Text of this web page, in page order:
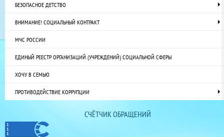
БЕЗОПАСНОЕ ДЕТСТВО
ВНИМАНИЕ! СОЦИАЛЬНЫЙ КОНТРАКТ
МЧС РОССИИ
ЕДИНЫЙ РЕЕСТР ОРГАНИЗАЦИЙ (УЧРЕЖДЕНИЙ) СОЦИАЛЬНОЙ СФЕРЫ
ХОЧУ В СЕМЬЮ
ПРОТИВОДЕЙСТВИЕ КОРРУПЦИИ
СЧЁТЧИК ОБРАЩЕНИЙ